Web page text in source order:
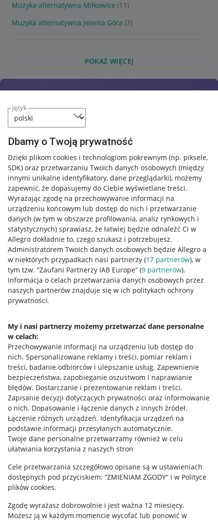
język
Dbamy o Twoją prywatność
Dzięki plikom cookies i technologiom pokrewnym (np. piksele,
SDK) oraz przetwarzaniu Twoich danych osobowych (między
innymi unikalne identyfikatory, dane przeglądarki), możemy
zapewnić, że dopasujemy do Ciebie wyświetlane treści.
Wyrażając zgodę na przechowywanie informacji na
urządzeniu końcowym lub dostęp do nich i przetwarzanie
danych (w tym w obszarze profilowania, analiz rynkowych i
statystycznych) sprawiasz, że łatwiej będzie odnaleźć Ci w
Allegro dokładnie to, czego szukasz i potrzebujesz.
Administratorem Twoich danych osobowych będzie Allegro a
w niektórych przypadkach nasi partnerzy (17 partnerów), w
tym tzw. “Zaufani Partnerzy IAB Europe” (9 partnerów).
Informacja o celach przetwarzania danych osobowych przez
naszych partnerów znajduje się w ich politykach ochrony
prywatności.
My i nasi partnerzy możemy przetwarzać dane personalne
w celach:
Przechowywanie informacji na urządzeniu lub dostęp do
nich. Spersonalizowane reklamy i treści, pomiar reklam i
treści, badanie odbiorców i ulepszanie usług. Zapewnienie
bezpieczeństwa, zapobieganie oszustwom i naprawianie
błędów. Dostarczanie i prezentowanie reklam i treści.
Zapisanie decyzji dotyczących prywatności oraz informowanie
o nich. Dopasowanie i łączenie danych z innych źródeł.
Łączenie różnych urządzeń. Identyfikacja urządzeń na
podstawie informacji przesyłanych automatycznie.
Twoje dane personalne przetwarzamy również w celu
ułatwiania korzystania z naszych stron
Cele przetwarzania szczegółowo opisane są w ustawieniach
dostępnych pod przyciskiem: “ZMIENIAM ZGODY” i w Polityce
plików cookies.
Zgodę wyrażasz dobrowolnie i jest ważna 12 miesięcy.
Możesz ją w każdym momencie wycofać lub ponowić w
Muzyka alternatywna Miłkowice (11)
Muzyka alternatywna Jelenia Góra (7)
POKAŻ WIĘCEJ
Przydatne informacje
Jak to działa
Allegro Gadane dla sprzedających
Allegro Gadane dla kupujących
Mapa miejscowości
Informacje prawne
Regulamin
Polityka plików "cookies"
Ustawienia plików "cookies"
Udostępnianie lokalizacji
Informacje dla Aktu o Usługach Cyfrowych
Pobierz aplikację